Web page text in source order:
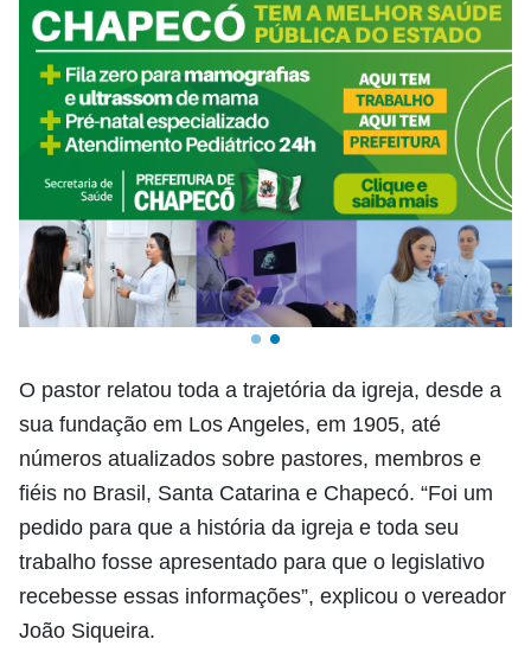
O pastor relatou toda a trajetória da igreja, desde a
sua fundação em Los Angeles, em 1905, até
números atualizados sobre pastores, membros e
fiéis no Brasil, Santa Catarina e Chapecó. “Foi um
pedido para que a história da igreja e toda seu
trabalho fosse apresentado para que o legislativo
recebesse essas informações”, explicou o vereador
João Siqueira.